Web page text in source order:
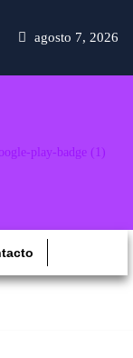
agosto 7, 2026